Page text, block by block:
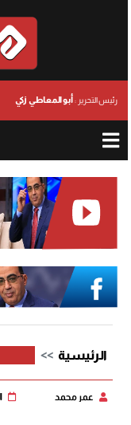
رئيس التحرير : أبو المعاطي زكي
الرئيسية
عمر محمد